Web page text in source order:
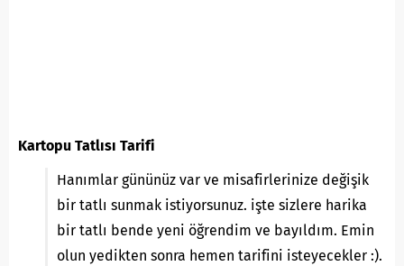
Kartopu Tatlısı Tarifi
Hanımlar gününüz var ve misafirlerinize değişik
bir tatlı sunmak istiyorsunuz. işte sizlere harika
bir tatlı bende yeni öğrendim ve bayıldım. Emin
olun yedikten sonra hemen tarifini isteyecekler :).